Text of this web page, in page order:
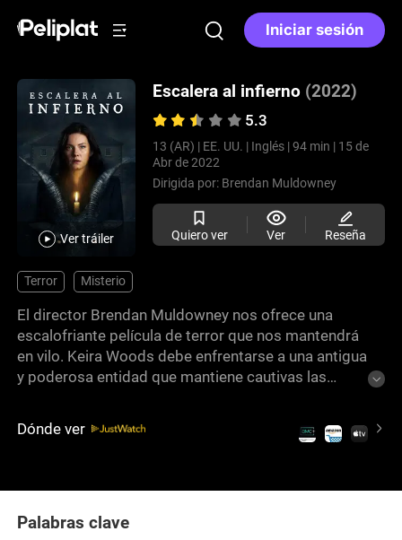
Iniciar sesión
Ver tráiler
Escalera al infierno (2022)
5.3
13 (AR) | EE. UU. | Inglés | 94 min | 15 de
Abr de 2022
Dirigida por: Brendan Muldowney
Quiero ver Ver Reseña
Terror Misterio
El director Brendan Muldowney nos ofrece una
escalofriante película de terror que nos mantendrá
en vilo. Keira Woods debe enfrentarse a una antigua
y poderosa entidad que mantiene cautivas las
los límites del miedo y desatando una batalla
contra el mal que te atrapará hasta el final.
Dónde ver
Palabras clave